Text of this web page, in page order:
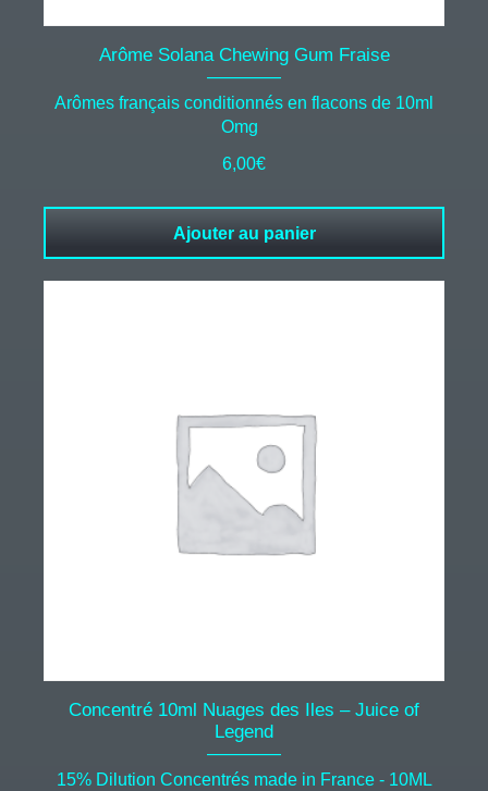
Arôme Solana Chewing Gum Fraise
Arômes français conditionnés en flacons de 10ml
Omg
6,00€
Ajouter au panier
Concentré 10ml Nuages des Iles – Juice of
Legend
15% Dilution Concentrés made in France - 10ML